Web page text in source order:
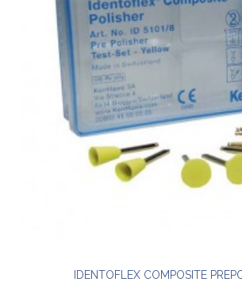
IDENTOFLEX COMPOSITE